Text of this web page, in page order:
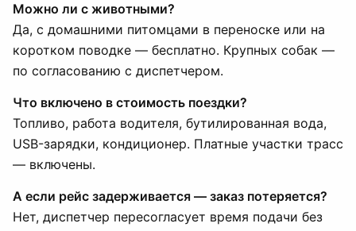
Можно ли с животными?
Да, с домашними питомцами в переноске или на
коротком поводке — бесплатно. Крупных собак —
по согласованию с диспетчером.
Что включено в стоимость поездки?
Топливо, работа водителя, бутилированная вода,
USB-зарядки, кондиционер. Платные участки трасс
— включены.
А если рейс задерживается — заказ потеряется?
Нет, диспетчер пересогласует время подачи без